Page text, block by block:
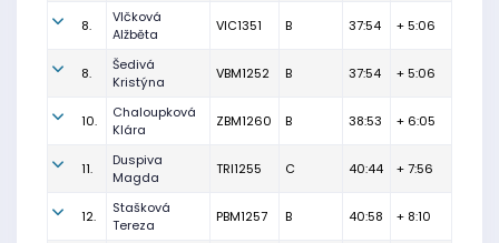
8.
Vlčková
Alžběta
VIC1351 B 37:54 + 5:06
8.
Šedivá
Kristýna
VBM1252 B 37:54 + 5:06
10.
Chaloupková
Klára
ZBM1260 B 38:53 + 6:05
11.
Duspiva
Magda
TRI1255 C 40:44 + 7:56
12.
Stašková
Tereza
PBM1257 B 40:58 + 8:10